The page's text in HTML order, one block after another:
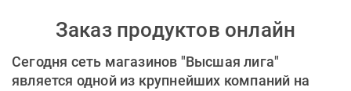
Заказ продуктов онлайн
Сегодня сеть магазинов "Высшая лига"
является одной из крупнейших компаний на